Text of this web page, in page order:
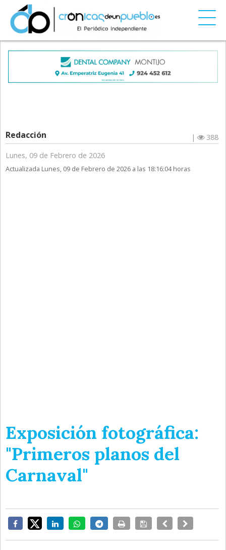
Redacción |
388
Lunes, 09 de Febrero de 2026
Actualizada Lunes, 09 de Febrero de 2026 a las 18:16:04 horas
Exposición fotográfica:
"Primeros planos del
Carnaval"